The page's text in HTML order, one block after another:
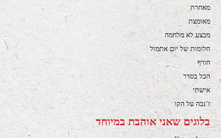
מאחרת
מאומצת
מבצע.לא מלחמה
חלומות של יום אתמול
חורף
הכל בסדר
אישתי
ז’נבה על הקו
בלוגים שאני אוהבת במיוחד